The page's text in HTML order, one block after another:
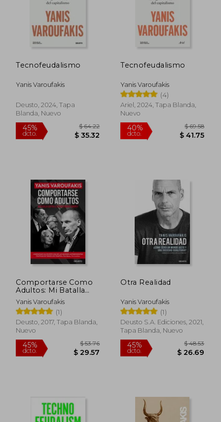
Tecnofeudalismo
Yanis Varoufakis
Deusto, 2024, Tapa
Blanda, Nuevo
45%
$ 35.32
Tecnofeudalismo
Yanis Varoufakis
(4)
Ariel, 2024, Tapa Blanda,
Nuevo
40%
dcto.
Comportarse Como
Adultos: Mi Batalla
Contra el
Establishment
Europeo
Yanis Varoufakis
(1)
Deusto, 2017, Tapa Blanda,
Nuevo
Otra Realidad
Yanis Varoufakis
(1)
Deusto S.A. Ediciones, 2021,
Tapa Blanda, Nuevo